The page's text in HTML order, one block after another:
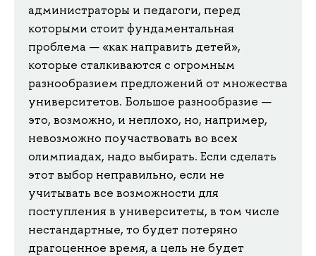
администраторы и педагоги, перед
которыми стоит фундаментальная
проблема — «как направить детей»,
которые сталкиваются с огромным
разнообразием предложений от множества
университетов. Большое разнообразие —
это, возможно, и неплохо, но, например,
невозможно поучаствовать во всех
олимпиадах, надо выбирать. Если сделать
этот выбор неправильно, если не
учитывать все возможности для
поступления в университеты, в том числе
нестандартные, то будет потеряно
драгоценное время, а цель не будет